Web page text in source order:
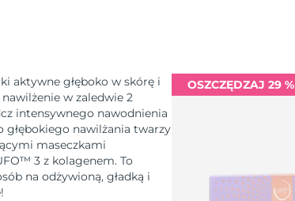
OSZCZĘDZAJ 29 %
aktywne głęboko w skórę i
w zaledwie 2
intensywnego nawodnienia
głębokiego nawilżania twarzy
maseczkami
3 z kolagenem. To
na odżywioną, gładką i